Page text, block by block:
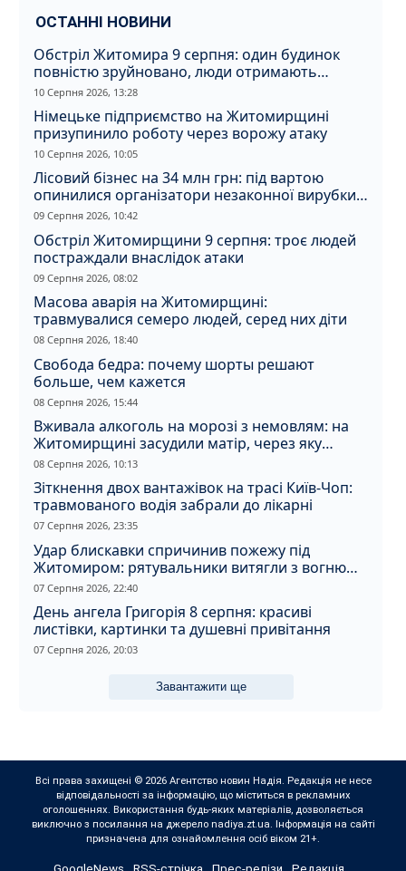
ОСТАННІ НОВИНИ
Обстріл Житомира 9 серпня: один будинок
повністю зруйновано, люди отримають
компенсацію
10 Серпня 2026, 13:28
Німецьке підприємство на Житомирщині
призупинило роботу через ворожу атаку
10 Серпня 2026, 10:05
Лісовий бізнес на 34 млн грн: під вартою
опинилися організатори незаконної вирубки
на Житомирщині
09 Серпня 2026, 10:42
Обстріл Житомирщини 9 серпня: троє людей
постраждали внаслідок атаки
09 Серпня 2026, 08:02
Масова аварія на Житомирщині:
травмувалися семеро людей, серед них діти
08 Серпня 2026, 18:40
Свобода бедра: почему шорты решают
больше, чем кажется
08 Серпня 2026, 15:44
Вживала алкоголь на морозі з немовлям: на
Житомирщині засудили матір, через яку
дитина отримала обмороження
08 Серпня 2026, 10:13
Зіткнення двох вантажівок на трасі Київ-Чоп:
травмованого водія забрали до лікарні
07 Серпня 2026, 23:35
Удар блискавки спричинив пожежу під
Житомиром: рятувальники витягли з вогню
кота
07 Серпня 2026, 22:40
День ангела Григорія 8 серпня: красиві
листівки, картинки та душевні привітання
07 Серпня 2026, 20:03
Завантажити ще
Всі права захищені © 2026 Агентство новин Надія. Редакція не несе
відповідальності за інформацію, що міститься в рекламних
оголошеннях. Використання будь-яких матеріалів, дозволяється
виключно з посилання на джерело nadiya.zt.ua. Інформація на сайті
призначена для ознайомлення осіб віком 21+.